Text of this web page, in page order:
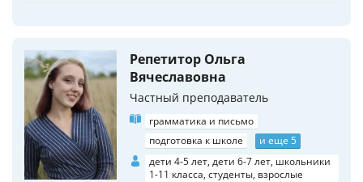
Репетитор Ольга
Вячеславовна
Частный преподаватель
грамматика и письмо
подготовка к школе
и еще 5
дети 4-5 лет, дети 6-7 лет, школьники
1-11 класса, студенты, взрослые